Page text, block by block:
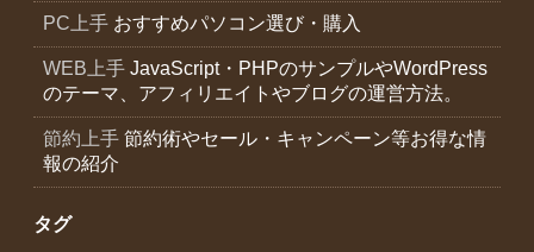
PC上手 おすすめパソコン選び・購入
WEB上手 JavaScript・PHPのサンプルやWordPress
のテーマ、アフィリエイトやブログの運営方法。
節約上手 節約術やセール・キャンペーン等お得な情
報の紹介
タグ